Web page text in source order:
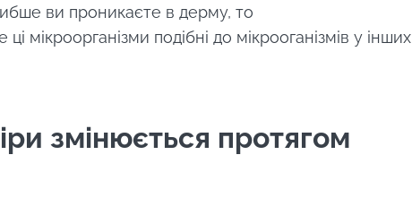
ви проникаєте в дерму, то
ці мікроорганізми подібні до мікрооганізмів у інших
змінюється протягом